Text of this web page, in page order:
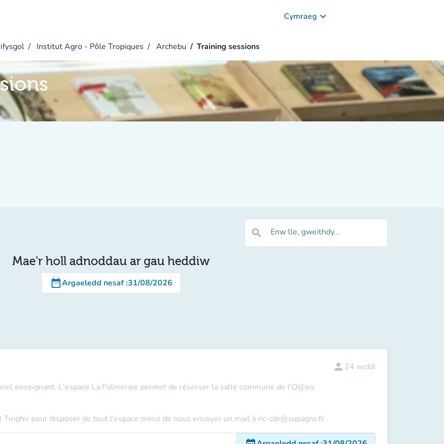
Cymraeg keyboard_arrow_down
Institut Agro - Pôle Tropiques Archebu Training sessions
search Enw lle, gweithdy...
Mae'r holl adnoddau ar gau heddiw
date_rangeArgaeledd nesaf:31/08/2026
enseignant. L'espace La Palmeraie permet de réserver la salle commune de l'O@sis
pour disposer de tout l'espace merci de nous envoyer un mail à irc-cdr@supagro.fr
person 24 seddi